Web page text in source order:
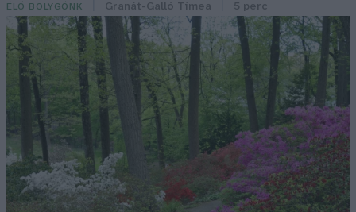
ÉLŐ BOLYGÓNK Granát-Galló Tímea 5 perc